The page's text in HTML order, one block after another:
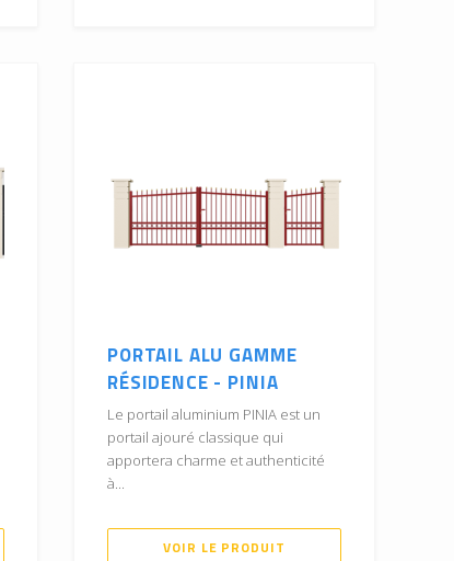
PORTAIL ALU GAMME
RÉSIDENCE - PINIA
Le portail aluminium PINIA est un
portail ajouré classique qui
apportera charme et authenticité
à...
VOIR LE PRODUIT